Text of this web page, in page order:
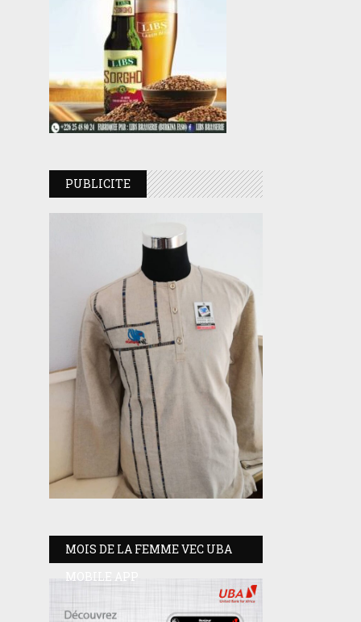
PUBLICITE
MOIS DE LA FEMME VEC UBA
MOBILE APP